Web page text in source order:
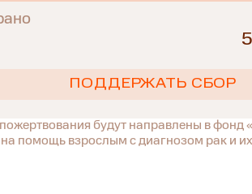
ПОДДЕРЖАТЬ СБОР
будут направлены в фонд
на помощь взрослым с диагнозом рак и